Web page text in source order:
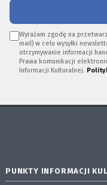
Wyrażam zgodę na
mail) w celu wysyłki
otrzymywanie informacji
Prawa komunikacji
Informacji Kulturalnej.
PUNKTY INFORMACJI